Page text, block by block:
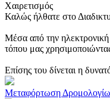
Χαιρετισμός
Καλώς ήλθατε στο
Μέσα από την ηλεκτρονική
τόπου μας
Επίσης του δίνεται η
Μεταφόρτωση